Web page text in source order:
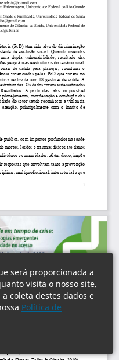
será proporcionada a
visita o nosso site.
coleta destes dados e
Política de